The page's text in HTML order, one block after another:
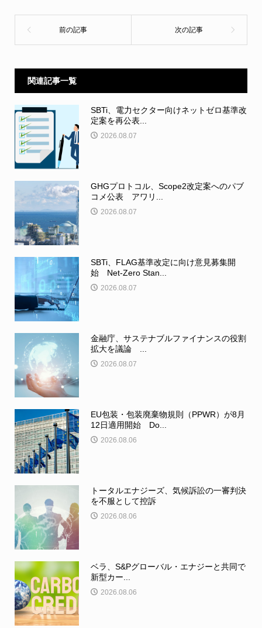
関連記事一覧
SBTi、電力セクター向けネットゼロ基準改
定案を再公表...
2026.08.07
GHGプロトコル、Scope2改定案へのパブ
コメ公表 アワリ...
2026.08.07
SBTi、FLAG基準改定に向け意見募集開
始 Net-Zero Stan...
2026.08.07
金融庁、サステナブルファイナンスの役割
拡大を議論 ...
2026.08.07
EU包装・包装廃棄物規則（PPWR）が8月
12日適用開始 Do...
2026.08.06
トータルエナジーズ、気候訴訟の一審判決
を不服として控訴
2026.08.06
ベラ、S&Pグローバル・エナジーと共同で
新型カー...
2026.08.06